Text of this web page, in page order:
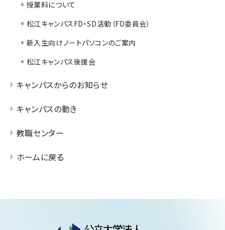
授業料について
松江キャンパスFD・SD活動（FD委員会）
新入生向けノートパソコンのご案内
松江キャンパス後援会
キャンパスからのお知らせ
キャンパスの動き
教職センター
ホームに戻る